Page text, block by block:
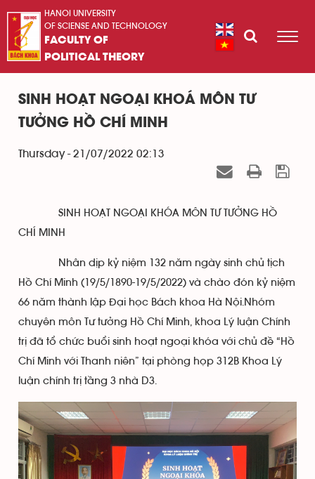
HANOI UNIVERSITY
OF SCIENSE AND TECHNOLOGY
FACULTY OF
POLITICAL THEORY
SINH HOẠT NGOẠI KHOÁ MÔN TƯ
TƯỞNG HỒ CHÍ MINH
Thursday - 21/07/2022 02:13
SINH HOẠT NGOẠI KHÓA MÔN TƯ TƯỞNG HỒ
CHÍ MINH
Nhân dịp kỷ niệm 132 năm ngày sinh chủ tịch
Hồ Chí Minh (19/5/1890-19/5/2022) và chào đón kỷ niệm
66 năm thành lập Đại học Bách khoa Hà Nội.Nhóm
chuyên môn Tư tưởng Hồ Chí Minh, khoa Lý luận Chính
trị đã tổ chức buổi sinh hoạt ngoại khóa với chủ đề “Hồ
Chí Minh với Thanh niên” tại phòng họp 312B Khoa Lý
luận chính trị tầng 3 nhà D3.